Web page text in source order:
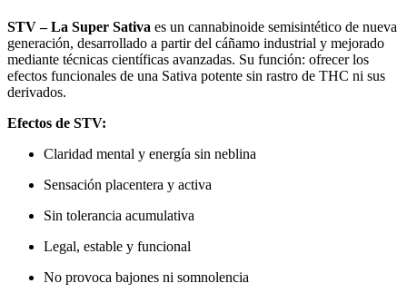
STV – La Super Sativa es un cannabinoide semisintético de nueva
generación, desarrollado a partir del cáñamo industrial y mejorado
mediante técnicas científicas avanzadas. Su función: ofrecer los
efectos funcionales de una Sativa potente sin rastro de THC ni sus
derivados.
Efectos de STV:
Claridad mental y energía sin neblina
Sensación placentera y activa
Sin tolerancia acumulativa
Legal, estable y funcional
No provoca bajones ni somnolencia